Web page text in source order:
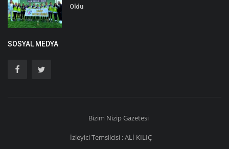
Oldu
SOSYAL MEDYA
Bizim NizipGazetesi
İzleyici Temsilcisi : ALİ KILIÇ